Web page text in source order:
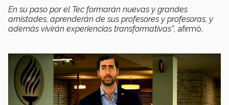
En su paso por el Tec formarán nuevas y grandes
amistades, aprenderán de sus profesores y profesoras, y
además vivirán experiencias transformativas”, afirmó.